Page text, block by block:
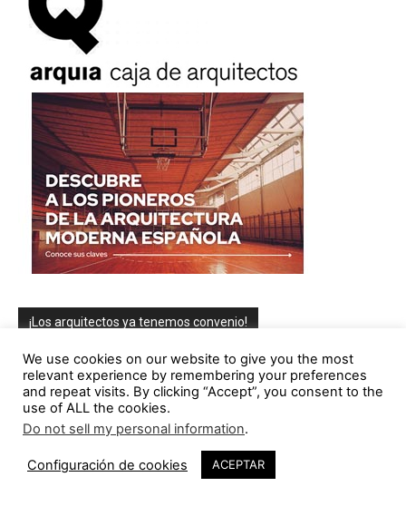
¡Los arquitectos ya tenemos convenio!
We use cookies on our website to give you the most
relevant experience by remembering your preferences
and repeat visits. By clicking “Accept”, you consent to the
use of ALL the cookies.
Do not sell my personal information.
Configuración de cookies ACEPTAR